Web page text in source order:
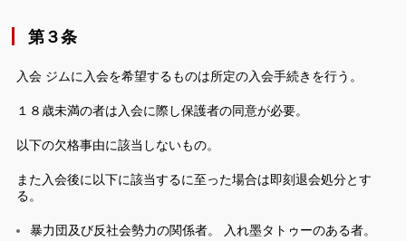
第３条
入会 ジムに入会を希望するものは所定の入会手続きを行う。
１８歳未満の者は入会に際し保護者の同意が必要。
以下の欠格事由に該当しないもの。
また入会後に以下に該当するに至った場合は即刻退会処分とす
る。
暴力団及び反社会勢力の関係者。 入れ墨タトゥーのある者。